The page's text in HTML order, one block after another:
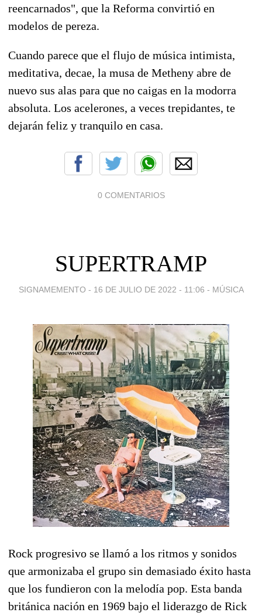
reencarnados", que la Reforma convirtió en
modelos de pereza.
Cuando parece que el flujo de música intimista,
meditativa, decae, la musa de Metheny abre de
nuevo sus alas para que no caigas en la modorra
absoluta. Los acelerones, a veces trepidantes, te
dejarán feliz y tranquilo en casa.
0 COMENTARIOS
SUPERTRAMP
SIGNAMEMENTO - 16 DE JULIO DE 2022 - 11:06 - MÚSICA
Rock progresivo se llamó a los ritmos y sonidos
que armonizaba el grupo sin demasiado éxito hasta
que los fundieron con la melodía pop. Esta banda
británica nación en 1969 bajo el liderazgo de Rick